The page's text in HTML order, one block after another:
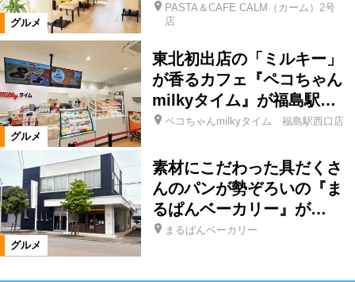
グルメ
PASTA＆CAFE CALM（カーム）2号
店
グルメ
東北初出店の「ミルキー」
が香るカフェ『ペコちゃん
milkyタイム』が福島駅…
ペコちゃんmilkyタイム 福島駅西口店
グルメ
素材にこだわった具だくさ
んのパンが勢ぞろいの『ま
るぱんベーカリー』が…
まるぱんベーカリー